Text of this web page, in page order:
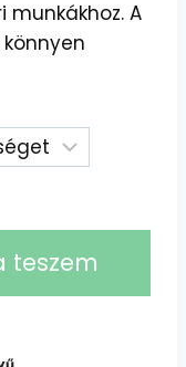
munkákhoz. A
teszem